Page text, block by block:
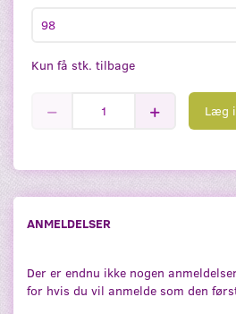
Kun få stk. tilbage
Læg
ANMELDELSER
Der er endnu ikke nogen
for hvis du vil anmelde som den